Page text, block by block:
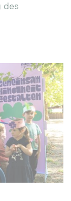
des